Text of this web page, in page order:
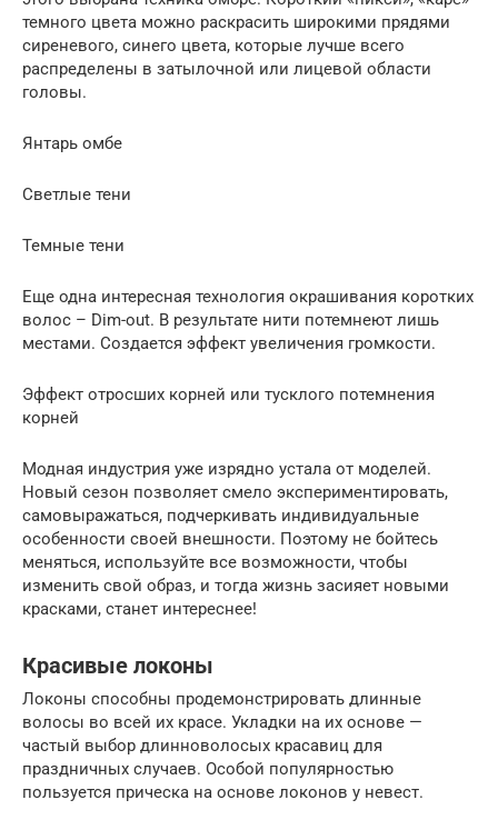
темного цвета можно раскрасить широкими прядями
сиреневого, синего цвета, которые лучше всего
распределены в затылочной или лицевой области
головы.
Янтарь омбе
Светлые тени
Темные тени
Еще одна интересная технология окрашивания коротких
волос – Dim-out. В результате нити потемнеют лишь
местами. Создается эффект увеличения громкости.
Эффект отросших корней или тусклого потемнения
корней
Модная индустрия уже изрядно устала от моделей.
Новый сезон позволяет смело экспериментировать,
самовыражаться, подчеркивать индивидуальные
особенности своей внешности. Поэтому не бойтесь
меняться, используйте все возможности, чтобы
изменить свой образ, и тогда жизнь засияет новыми
красками, станет интереснее!
Красивые локоны
Локоны способны продемонстрировать длинные
волосы во всей их красе. Укладки на их основе —
частый выбор длинноволосых красавиц для
праздничных случаев. Особой популярностью
пользуется прическа на основе локонов у невест.